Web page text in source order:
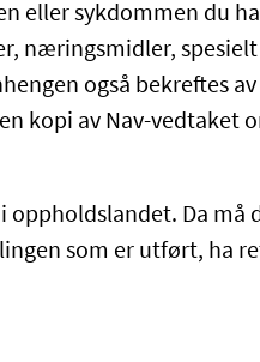
eller sykdommen du
næringsmidler,
også bekreftes
kopi av Nav-vedtaket
i oppholdslandet. Da
som er utført, ha